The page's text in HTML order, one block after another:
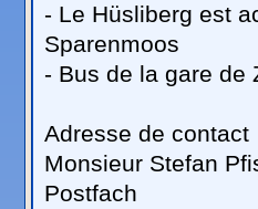
- Le Hüsliberg est
Sparenmoos
- Bus de la gare de
Adresse de contact
Monsieur Stefan
Postfach